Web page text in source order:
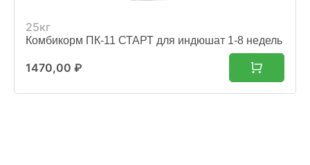
25кг
Комбикорм ПК-11 СТАРТ для индюшат 1-8 недель
1470,00 ₽